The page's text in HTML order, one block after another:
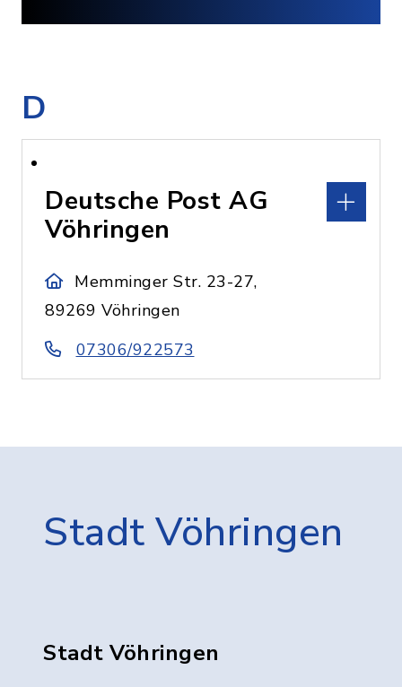
D
Deutsche Post AG
Vöhringen
Memminger Str. 23-27,
89269 Vöhringen
07306/922573
Stadt Vöhringen
Stadt Vöhringen